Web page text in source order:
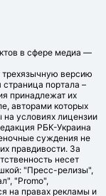
в сфере медиа —
версию
портала –
принадлежат их
авторами которых
условиях лицензии
РБК-Украина
суждения не
правдивости. За
несет
"Пресс-релизы",
"Promo",
на правах рекламы и